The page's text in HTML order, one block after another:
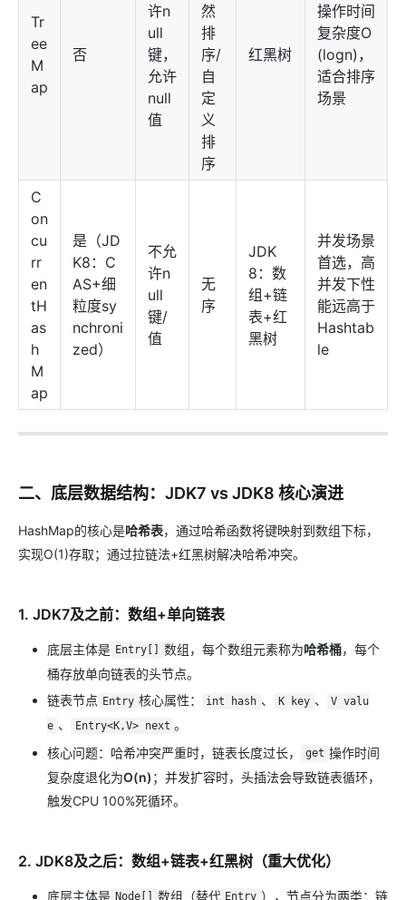
Tr
ee
M
ap
否
许n
ull
键，
允许
null
值
然
排
序/
自
定
义
排
序
红黑树
操作时间
复杂度O
(logn)，
适合排序
场景
C
on
cu
rr
en
tH
as
h
M
ap
是（JD
K8：C
AS+细
粒度sy
nchroni
zed）
不允
许n
ull
键/
值
无
序
JDK
8：数
组+链
表+红
黑树
并发场景
首选，高
并发下性
能远高于
Hashtab
le
二、底层数据结构：JDK7 vs JDK8 核心演进
HashMap的核心是哈希表，通过哈希函数将键映射到数组下标，
实现O(1)存取；通过拉链法+红黑树解决哈希冲突。
1. JDK7及之前：数组+单向链表
底层主体是 Entry[] 数组，每个数组元素称为哈希桶，每个
桶存放单向链表的头节点。
链表节点 Entry 核心属性： int hash 、 K key 、
V valu
e 、 Entry<K,V> next 。
核心问题：哈希冲突严重时，链表长度过长，
get 操作时间
复杂度退化为O(n) ；并发扩容时，头插法会导致链表循环，
触发CPU 100%死循环。
2. JDK8及之后：数组+链表+红黑树（重大优化）
底层主体是 Node[] 数组（替代 Entry ），节点分为两类：链